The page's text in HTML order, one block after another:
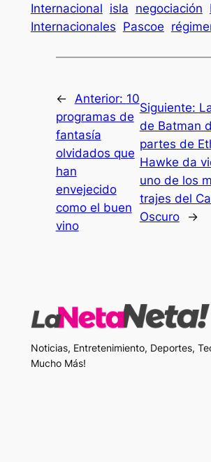
Internacional isla negociación
Internacionales Pascoe
← Anterior: 10
programas de
fantasía
olvidados que
han
envejecido
como el buen
vino
Siguiente:
de Batman
partes de
Hawke da
uno de los
trajes del
Oscuro
→
Noticias, Entretenimiento, Deportes,
Mucho Más!